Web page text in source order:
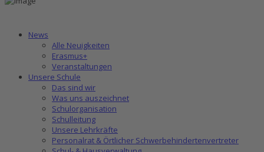
News
Alle Neuigkeiten
Erasmus+
Veranstaltungen
Unsere Schule
Das sind wir
Was uns auszeichnet
Schulorganisation
Schulleitung
Unsere Lehrkräfte
Personalrat & Örtlicher Schwerbehindertenvertreter